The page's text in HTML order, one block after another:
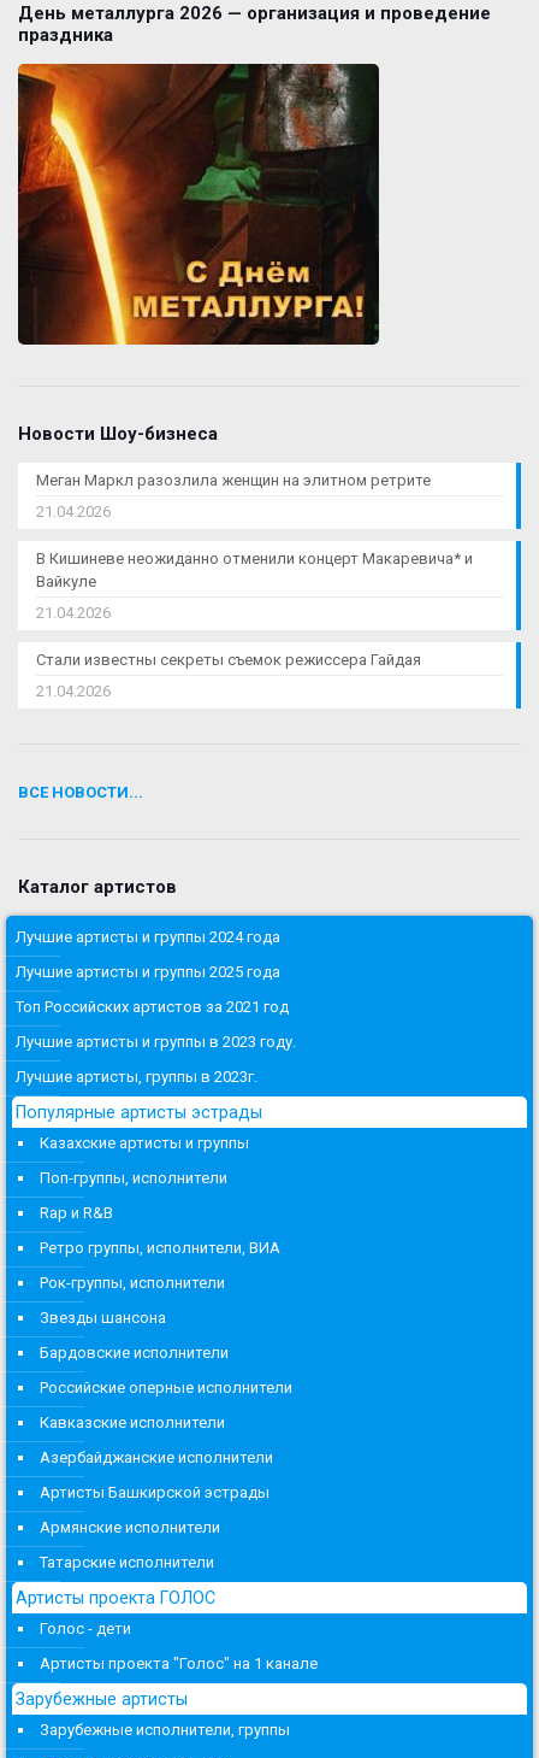
День металлурга 2026 — организация и проведение
праздника
Новости Шоу-бизнеса
Меган Маркл разозлила женщин на элитном ретрите
21.04.2026
В Кишиневе неожиданно отменили концерт Макаревича* и
Вайкуле
21.04.2026
Стали известны секреты съемок режиссера Гайдая
21.04.2026
ВСЕ НОВОСТИ...
Каталог артистов
Лучшие артисты и группы 2024 года
Лучшие артисты и группы 2025 года
Топ Российских артистов за 2021 год
Лучшие артисты и группы в 2023 году.
Лучшие артисты, группы в 2023г.
Популярные артисты эстрады
Казахские артисты и группы
Поп-группы, исполнители
Rap и R&B
Ретро группы, исполнители, ВИА
Рок-группы, исполнители
Звезды шансона
Бардовские исполнители
Российские оперные исполнители
Кавказские исполнители
Азербайджанские исполнители
Артисты Башкирской эстрады
Армянские исполнители
Татарские исполнители
Артисты проекта ГОЛОС
Голос - дети
Артисты проекта "Голос" на 1 канале
Зарубежные артисты
Зарубежные исполнители, группы